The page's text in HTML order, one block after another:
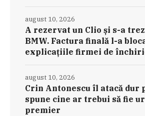
A rezervat un Clio și s-a
BMW. Factura finală l-a
explicațiile firmei de
august 10, 2026
Crin Antonescu îl atacă dur
spune cine ar trebui să fie
premier
august 10, 2026